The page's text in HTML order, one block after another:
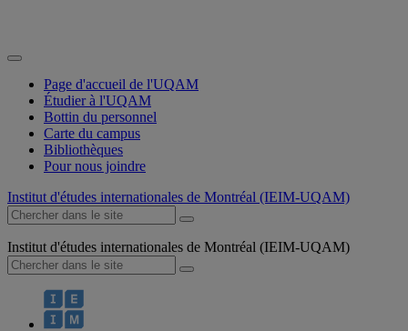
Page d'accueil de l'UQAM
Étudier à l'UQAM
Bottin du personnel
Carte du campus
Bibliothèques
Pour nous joindre
Institut d'études internationales de Montréal (IEIM-UQAM)
Institut d'études internationales de Montréal (IEIM-UQAM)